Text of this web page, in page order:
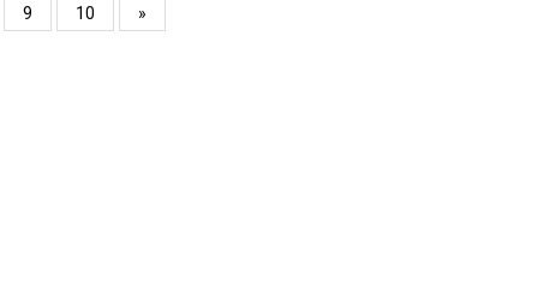
9 10 »